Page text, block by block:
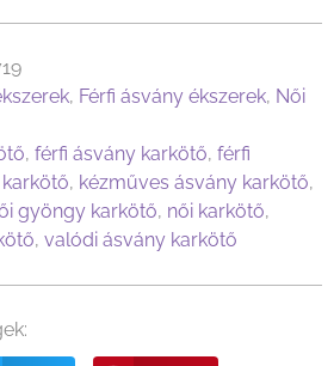
, Férfi ásvány ékszerek, Női
, férfi ásvány karkötő, férfi
karkötő, kézműves ásvány karkötő,
gyöngy karkötő, női karkötő,
, valódi ásvány karkötő